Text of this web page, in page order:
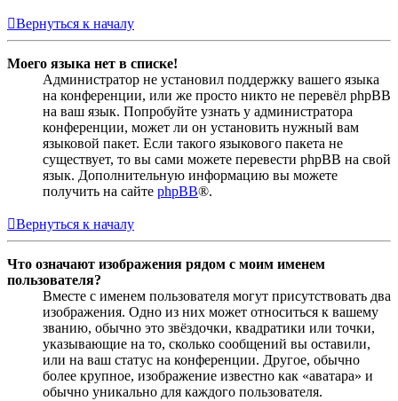
Вернуться к началу
Моего языка нет в списке!
Администратор не установил поддержку вашего языка
на конференции, или же просто никто не перевёл phpBB
на ваш язык. Попробуйте узнать у администратора
конференции, может ли он установить нужный вам
языковой пакет. Если такого языкового пакета не
существует, то вы сами можете перевести phpBB на свой
язык. Дополнительную информацию вы можете
получить на сайте phpBB®.
Вернуться к началу
Что означают изображения рядом с моим именем
пользователя?
Вместе с именем пользователя могут присутствовать два
изображения. Одно из них может относиться к вашему
званию, обычно это звёздочки, квадратики или точки,
указывающие на то, сколько сообщений вы оставили,
или на ваш статус на конференции. Другое, обычно
более крупное, изображение известно как «аватара» и
обычно уникально для каждого пользователя.